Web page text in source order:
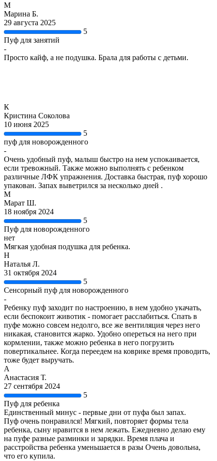
М
Марина Б.
29 августа 2025
5
Пуф для занятий
-
Просто кайф, а не подушка. Брала для работы с детьми.
К
Кристина Соколова
10 июня 2025
5
пуф для новорожденного
-
Очень удобный пуф, малыш быстро на нем успокаивается,
если тревожный. Также можно выполнять с ребенком
различные ЛФК упражнения. Доставка быстрая, пуф хорошо
упакован. Запах выветрился за несколько дней .
М
Марат Ш.
18 ноября 2024
5
Пуф для новорожденного
нет
Мягкая удобная подушка для ребенка.
Н
Наталья Л.
31 октября 2024
5
Сенсорный пуф для новорожденного
-
Ребенку пуф заходит по настроению, в нем удобно укачать,
если беспокоит животик - помогает расслабиться. Спать в
пуфе можно совсем недолго, все же вентиляция через него
никакая, становится жарко. Удобно опереться на него при
кормлении, также можно ребенка в него погрузить
повертикальнее. Когда переедем на коврике время проводить,
тоже будет выручать.
А
Анастасия Т.
27 сентября 2024
5
Пуф для ребенка
Единственный минус - первые дни от пуфа был запах.
Пуф очень понравился! Мягкий, повторяет формы тела
ребенка, сыну нравится в нем лежать. Ежедневно делаю ему
на пуфе разные разминки и зарядки. Время плача и
расстройства ребенка уменьшается в разы Очень довольна,
что его купила.